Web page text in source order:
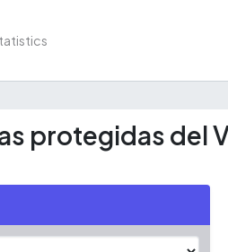
protegidas del